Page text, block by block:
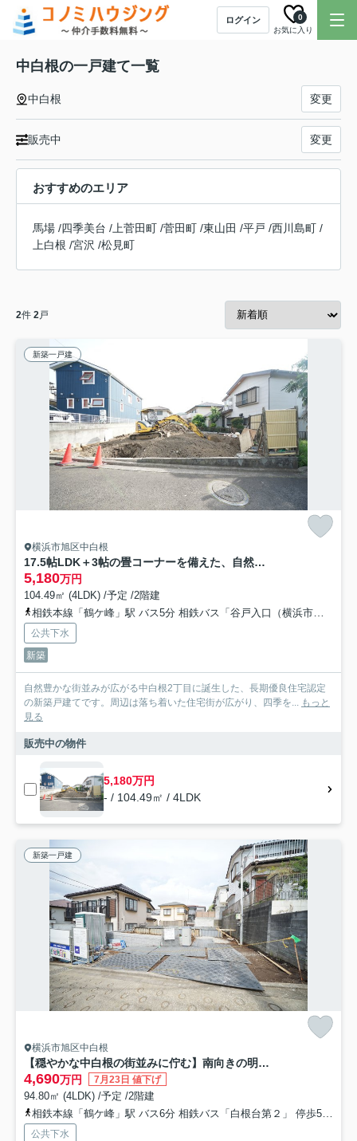
ログイン
お気に入り
0
中白根の一戸建て一覧
中白根 変更
販売中 変更
おすすめのエリア
馬場 /四季美台 / 上菅田町 /菅田町 /東山田 /平戸 /西川島町 /
上白根 /宮沢 /松見町
2件 2戸
新築一戸建
横浜市旭区中白根
17.5帖LDK＋3帖の畳コーナーを備えた、自然豊かな住環境で叶える穏やかな新生活★仲介手数料無料★
5,180万円
104.49㎡ (4LDK) /予定 /2階建
相鉄本線「鶴ケ峰」駅 バス5分 相鉄バス「谷戸入口（横浜市旭区）」 停歩5分
公共下水
新築
自然豊かな街並みが広がる中白根2丁目に誕生した、長期優良住宅認定
の新築戸建てです。周辺は落ち着いた住宅街が広がり、四季を... もっと
見る
販売中の物件
5,180万円
- / 104.49㎡ / 4LDK
新築一戸建
横浜市旭区中白根
【穏やかな中白根の街並みに佇む】南向きの明るさと前面4.5m道路の開放感、ゆとりある4LDK｜仲介手数料無料
4,690万円 7月23日 値下げ
94.80㎡ (4LDK) /予定 /2階建
相鉄本線「鶴ケ峰」駅 バス6分 相鉄バス「白根台第２」 停歩5分
公共下水